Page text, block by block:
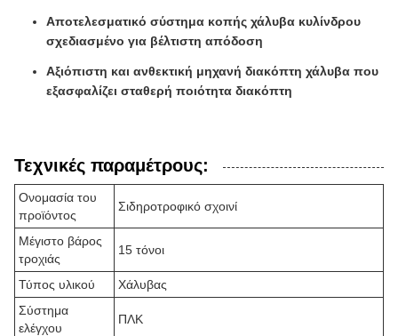
Αποτελεσματικό σύστημα κοπής χάλυβα κυλίνδρου
σχεδιασμένο για βέλτιστη απόδοση
Αξιόπιστη και ανθεκτική μηχανή διακόπτη χάλυβα που
εξασφαλίζει σταθερή ποιότητα διακόπτη
Τεχνικές παραμέτρους:
Ονομασία του
προϊόντος
Σιδηροτροφικό σχοινί
Μέγιστο βάρος
τροχιάς
15 τόνοι
Τύπος υλικού
Χάλυβας
Σύστημα
ελέγχου
ΠΛΚ